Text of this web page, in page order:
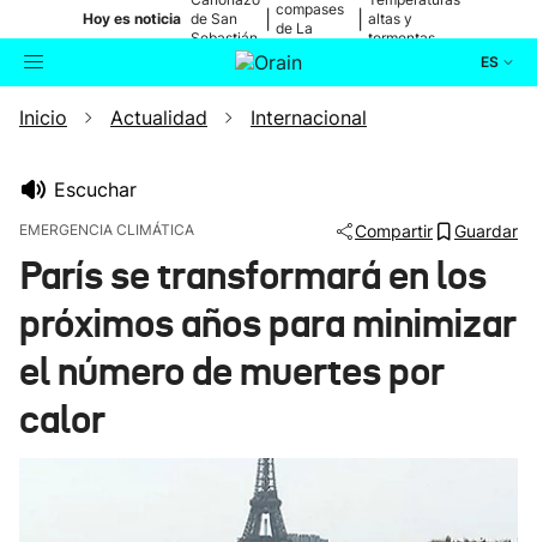
Hoy es noticia de San
Sebastián
compases
de La
altas y
tormentas
ES
Buscador Actualidad
Ikusmiran
Eguraldia
Inicio Actualidad Internacional
Escuchar
EMERGENCIA CLIMÁTICA Compartir Guardar
París se transformará en los
próximos años para minimizar
el número de muertes por
calor